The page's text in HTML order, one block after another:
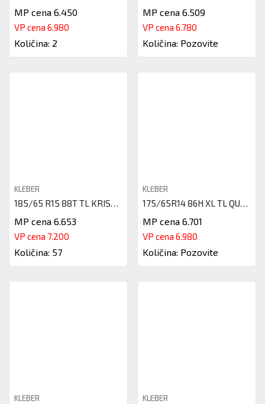
MP cena 6.450
VP cena 6.980
Količina: 2
MP cena 6.509
VP cena 6.780
Količina: Pozovite
KLEBER
185/65 R15 88T TL KRISALP HP3
MP cena 6.653
VP cena 7.200
Količina: 57
KLEBER
175/65R14 86H XL TL QUADRAXER2
MP cena 6.701
VP cena 6.980
Količina: Pozovite
KLEBER KLEBER